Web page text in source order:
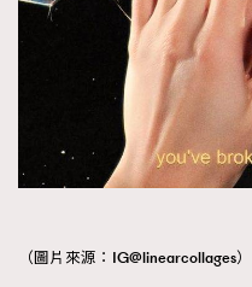
（圖片來源：IG@linearcollages）